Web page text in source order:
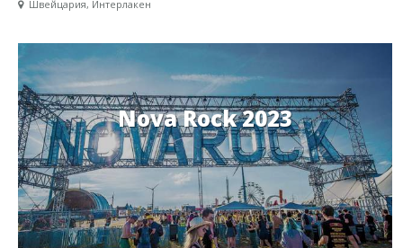
Швейцария, Интерлакен
Nova Rock 2023